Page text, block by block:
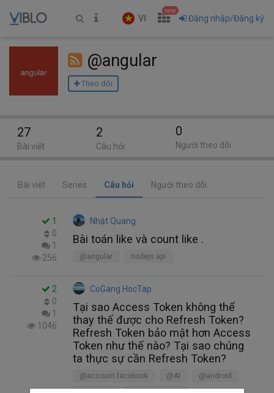
VI
new
Đăng nhập/Đăng ký
@angular
Theo dõi
Bài viết Series Câu hỏi Người theo dõi
1
0
1
256
Nhật Quang
Bài toán like và count like .
@angular nodejs api
2
0
1
1046
CoGang HocTap
Tại sao Access Token không thể
thay thế được cho Refresh Token?
Refresh Token bảo mật hơn Access
Token như thế nào? Tại sao chúng
ta thực sự cần Refresh Token?
@account facebook @AI
@android
27
Bài viết
2
Câu hỏi
0
Người theo dõi